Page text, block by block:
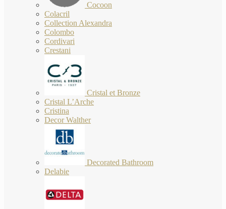
Cocoon
Colacril
Collection Alexandra
Colombo
Cordivari
Crestani
Cristal et Bronze
Cristal L’Arche
Cristina
Decor Walther
Decorated Bathroom
Delabie